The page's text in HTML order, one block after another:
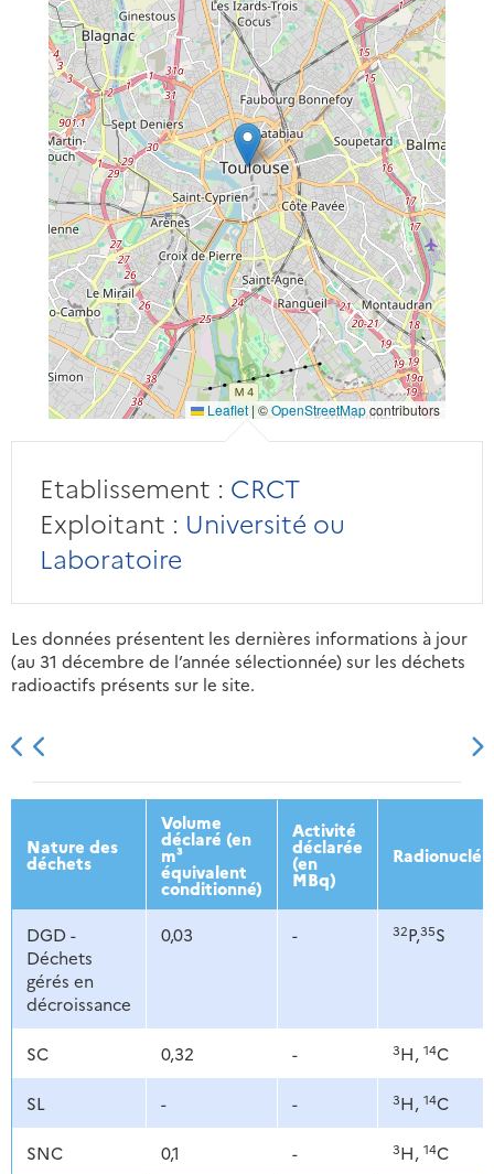
Leaflet | ©OpenStreetMapcontributors
Etablissement : CRCT
Exploitant : Université ou
Laboratoire
Les données présentent les dernières informations à jour
(au 31 décembre de l’année sélectionnée) sur les déchets
radioactifs présents sur le site.
2013 2014 2015 2016
Nature des
déchets
Volume
déclaré (en
m³
équivalent
conditionné)
Activité
déclarée
(en
MBq)
DGD -
Déchets
gérés en
décroissance
0,03 - 32P,35S
SC 0,32 - 3H, 14C
SL - - 3H, 14C
SNC 0,1 - 3H, 14C